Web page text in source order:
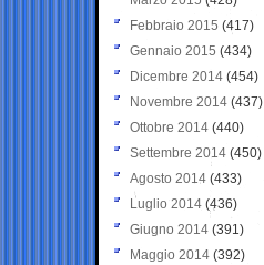
Febbraio 2015 (417)
Gennaio 2015 (434)
Dicembre 2014 (454)
Novembre 2014 (437)
Ottobre 2014 (440)
Settembre 2014 (450)
Agosto 2014 (433)
Luglio 2014 (436)
Giugno 2014 (391)
Maggio 2014 (392)